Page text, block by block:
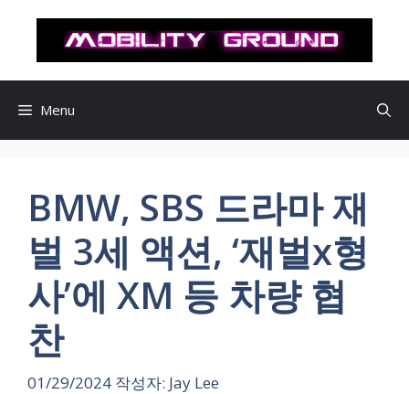
로
Menu
BMW, SBS 드라마 재
벌 3세 액션, ‘재벌x형
사’에 XM 등 차량 협
찬
01/29/2024 작성자: Jay Lee